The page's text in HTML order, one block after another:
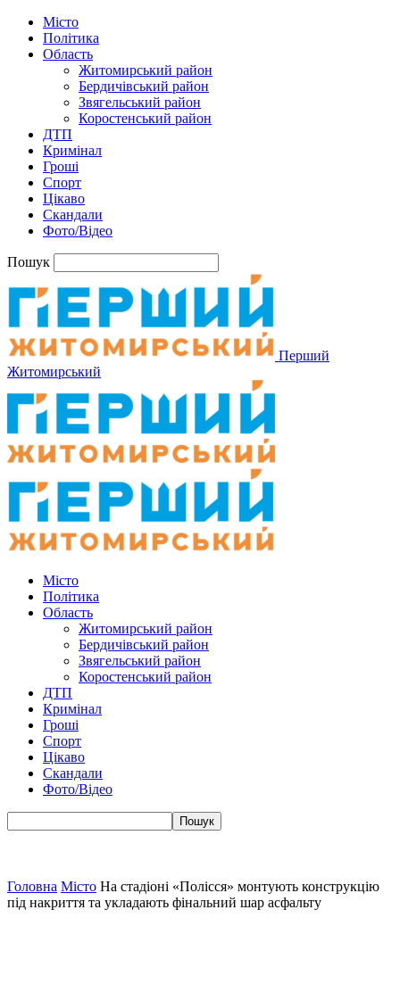
Місто
Політика
Область
Житомирський район
Бердичівський район
Звягельський район
Коростенський район
ДТП
Кримінал
Гроші
Спорт
Цікаво
Скандали
Фото/Відео
Пошук
Перший
Житомирський
Місто
Політика
Область
Житомирський район
Бердичівський район
Звягельський район
Коростенський район
ДТП
Кримінал
Гроші
Спорт
Цікаво
Скандали
Фото/Відео
Головна Місто На стадіоні «Полісся» монтують конструкцію
під накриття та укладають фінальний шар асфальту